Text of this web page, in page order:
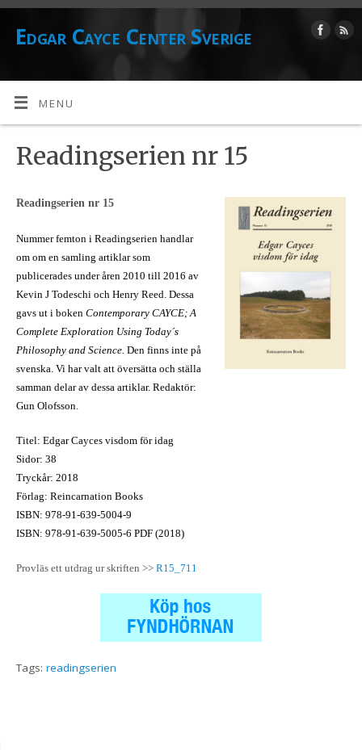
Edgar Cayce Center Sverige
MENU
Readingserien nr 15
Readingserien nr 15
Nummer femton i Readingserien handlar
om om en samling artiklar som
publicerades under åren 2010 till 2016 av
Kevin J Todeschi och Henry Reed. Dessa
gavs ut i bokenContemporary CAYCE; A
Complete Exploration Using Today´s
Philosophy and Science.Den finns inte på
svenska. Vi har valt att översätta och ställa
samman delar av dessa artiklar. Redaktör:
Gun Olofsson.
Titel: Edgar Cayces visdom för idag
Sidor: 38
Tryckår: 2018
Förlag: Reincarnation Books
ISBN: 978-91-639-5004-9
ISBN: 978-91-639-5005-6 PDF (2018)
Provläs ett utdrag ur skriften >>R15_711
Tags:readingserien